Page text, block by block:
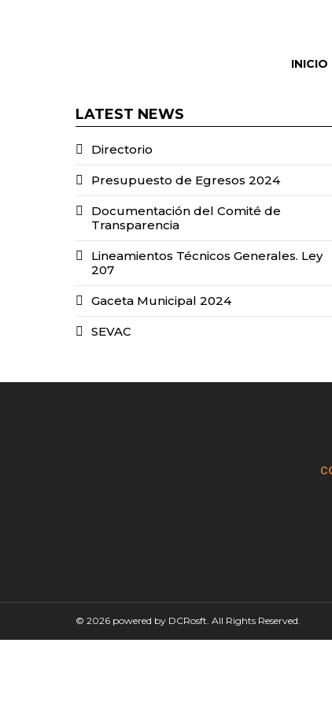
INICIO
LATEST NEWS
Directorio
Presupuesto de Egresos 2024
Documentación del Comité de
Transparencia
Lineamientos Técnicos Generales. Ley
207
Gaceta Municipal 2024
SEVAC
© 2026 powered by DCRosft. All Rights Reserved.